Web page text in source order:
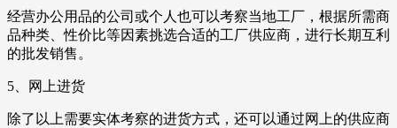
经营办公用品的公司或个人也可以考察当地工厂，根据所需商
品种类、性价比等因素挑选合适的工厂供应商，进行长期互利
的批发销售。
5、网上进货
除了以上需要实体考察的进货方式，还可以通过网上的供应商